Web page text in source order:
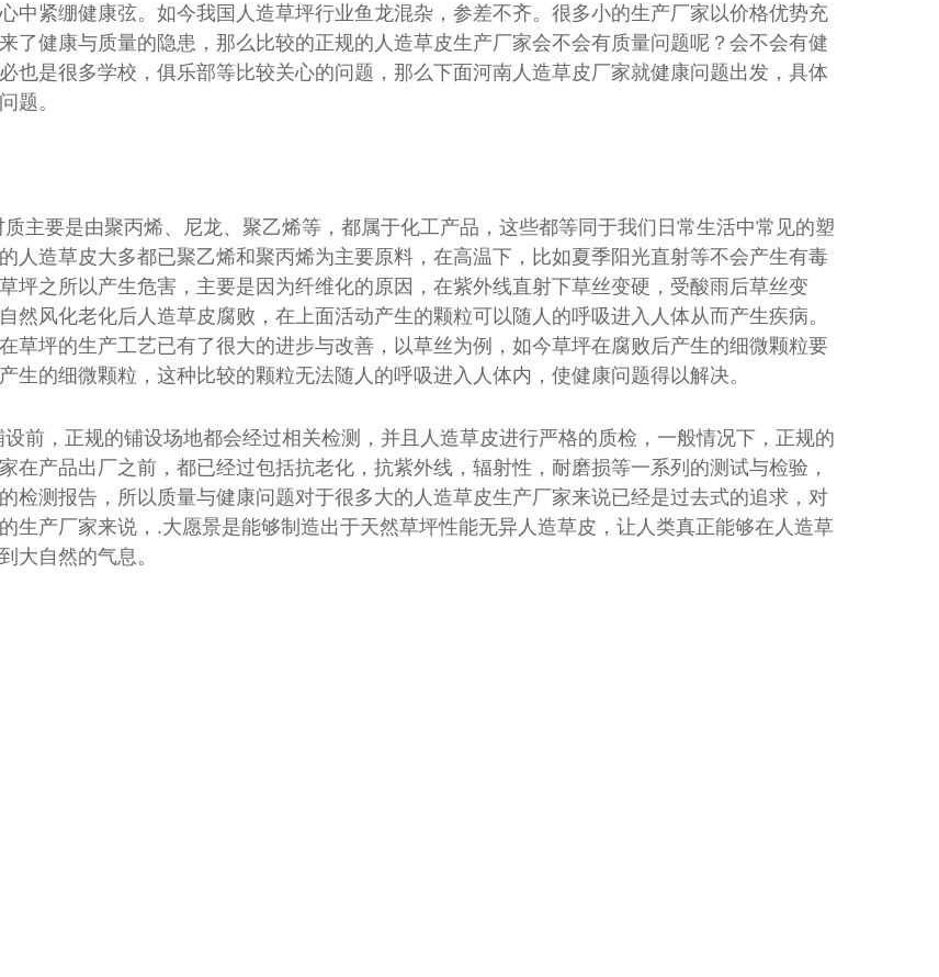
康迈斯幼儿园人造草坪
中紧绷健康弦。如今我国人造草坪行业鱼龙混杂，参差不齐。很多小的生产厂家以价格优势充
了健康与质量的隐患，那么比较的正规的人造草皮生产厂家会不会有质量问题呢？会不会有健
也是很多学校，俱乐部等比较关心的问题，那么下面河南人造草皮厂家就健康问题出发，具体
题。
质主要是由聚丙烯、尼龙、聚乙烯等，都属于化工产品，这些都等同于我们日常生活中常见的塑
人造草皮大多都已聚乙烯和聚丙烯为主要原料，在高温下，比如夏季阳光直射等不会产生有毒
坪之所以产生危害，主要是因为纤维化的原因，在紫外线直射下草丝变硬，受酸雨后草丝变
然风化老化后人造草皮腐败，在上面活动产生的颗粒可以随人的呼吸进入人体从而产生疾病。
草坪的生产工艺已有了很大的进步与改善，以草丝为例，如今草坪在腐败后产生的细微颗粒要
生的细微颗粒，这种比较的颗粒无法随人的呼吸进入人体内，使健康问题得以解决。
前，正规的铺设场地都会经过相关检测，并且人造草皮进行严格的质检，一般情况下，正规的
在产品出厂之前，都已经过包括抗老化，抗紫外线，辐射性，耐磨损等一系列的测试与检验，
检测报告，所以质量与健康问题对于很多大的人造草皮生产厂家来说已经是过去式的追求，对
生产厂家来说，.大愿景是能够制造出于天然草坪性能无异人造草皮，让人类真正能够在人造草
大自然的气息。